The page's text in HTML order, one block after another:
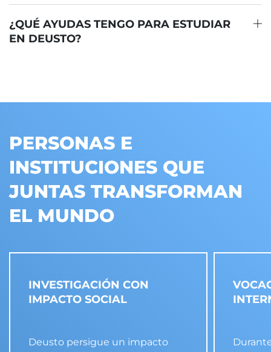
¿QUÉ AYUDAS TENGO PARA ESTUDIAR
EN DEUSTO?
PERSONAS E
INSTITUCIONES QUE
JUNTAS TRANSFORMAN
EL MUNDO
INVESTIGACIÓN CON
IMPACTO SOCIAL
Deusto persigue un impacto